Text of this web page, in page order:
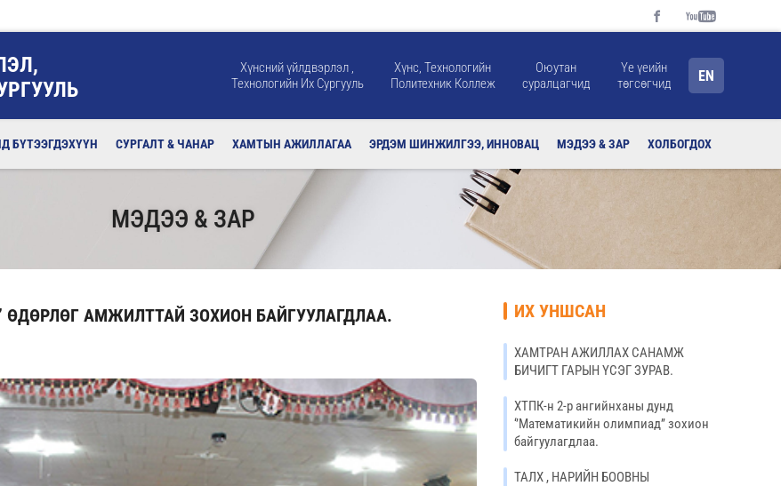
Хүнсний үйлдвэрлэл ,
Технологийн Их Сургууль
Хүнс, Технологийн
Политехник Коллеж
Оюутан
суралцагчид
Үе үеийн
төгсөгчид
EN
БҮТЭЭГДЭХҮҮН СУРГАЛТ & ЧАНАР ХАМТЫН АЖИЛЛАГАА ЭРДЭМ ШИНЖИЛГЭЭ, ИННОВАЦ МЭДЭЭ & ЗАР ХОЛБОГДОХ
МЭДЭЭ & ЗАР
ӨДӨРЛӨГ АМЖИЛТТАЙ ЗОХИОН БАЙГУУЛАГДЛАА. ИХ УНШСАН
ХАМТРАН АЖИЛЛАХ САНАМЖ
БИЧИГТ ГАРЫН ҮСЭГ ЗУРАВ.
ХТПК-н 2-р ангийнханы дунд
‘’Математикийн олимпиад’’ зохион
байгуулагдлаа.
ТАЛХ , НАРИЙН БООВНЫ